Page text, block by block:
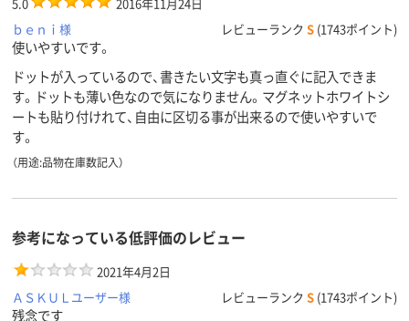
ループ
質量 3500g
マーカー
受け寸法
51 51 49
ｂｅｎｉ様
レビューランク S (1743ポイント)
使いやすいです。
ドットが入っているので、書きたい文字も真っ直ぐに記入できま
す。ドットも薄い色なので気になりません。マグネットホワイトシ
ートも貼り付けれて、自由に区切る事が出来るので使いやすいで
す。
（用途:品物在庫数記入）
参考になっている低評価のレビュー
2021年4月2日
ＡＳＫＵＬユーザー様
レビューランク S (1743ポイント)
残念です